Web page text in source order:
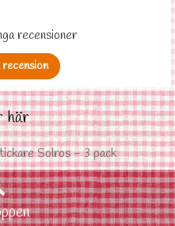
recensioner
här
Solros - 3 pack